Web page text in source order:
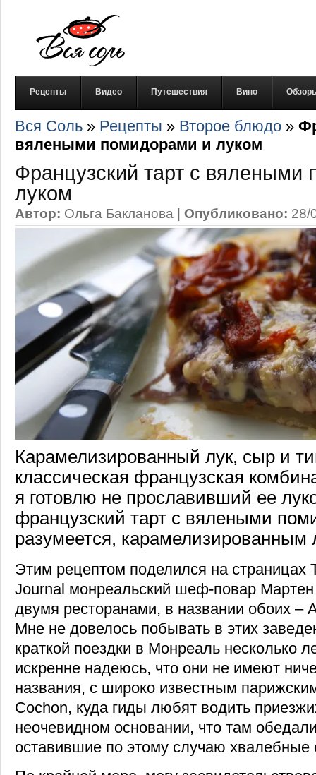
Рецепты Видео Путешествия Вино
Вся Соль » Рецепты » Второе блюдо »
вялеными помидорами и луком
Французский тарт с вялеными
луком
Автор: Ольга Бакланова | Опубликовано: 28/
Карамелизированный лук, сыр и
классическая французская
я готовлю не прославивший ее
французский тарт с вялеными
разумеется, карамелизированным
Этим рецептом поделился на страницах
Journal монреальский шеф-повар
двумя ресторанами, в названии обоих –
Мне не довелось побывать в этих
краткой поездки в Монреаль несколько
искренне надеюсь, что они не имеют
названия, с широко известным
Cochon, куда гиды любят водить
неочевидном основании, что там
оставившие по этому случаю хвалебные